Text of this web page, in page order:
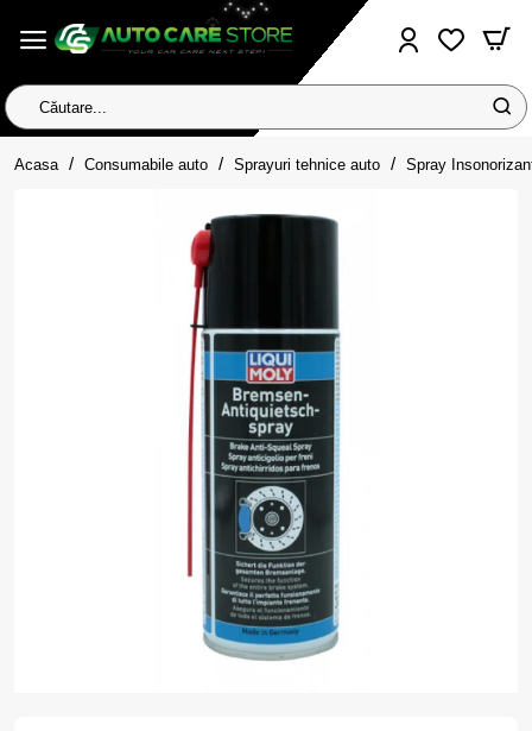
Căutare...
Acasa homeConsumabile auto Sprayuri tehnice auto Spray